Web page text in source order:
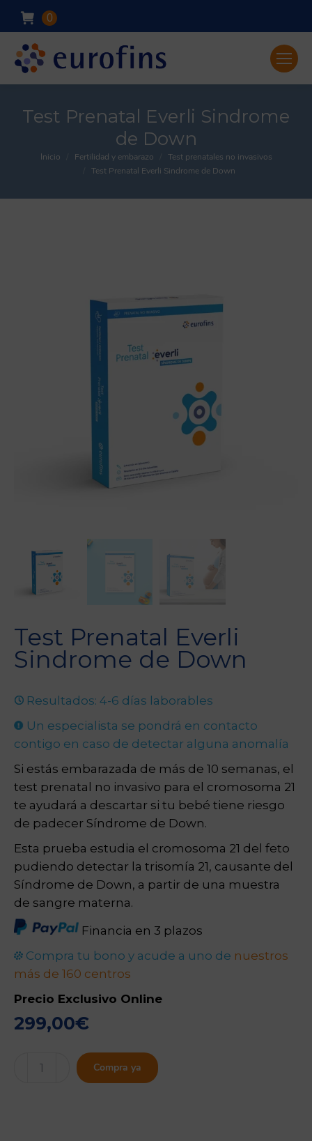
0
Test Prenatal Everli Sindrome
de Down
You are here:
Inicio Fertilidad y embarazo
Test prenatales no invasivos
Test Prenatal Everli Sindrome de Down
Test Prenatal Everli
Sindrome de Down
Resultados: 4-6 días laborables
Un especialista se pondrá en contacto
contigo en caso de detectar alguna anomalía
Si estás embarazada de más de 10 semanas, el
test prenatal no invasivo para el cromosoma 21
te ayudará a descartar si tu bebé tiene riesgo
de padecer Síndrome de Down.
Esta prueba estudia el cromosoma 21 del feto
pudiendo detectar la trisomía 21, causante del
Síndrome de Down, a partir de una muestra
de sangre materna.
Financia en 3 plazos
Compra tu bono y acude a uno de nuestros
más de 160 centros
Precio Exclusivo Online
299,00€
Compra ya